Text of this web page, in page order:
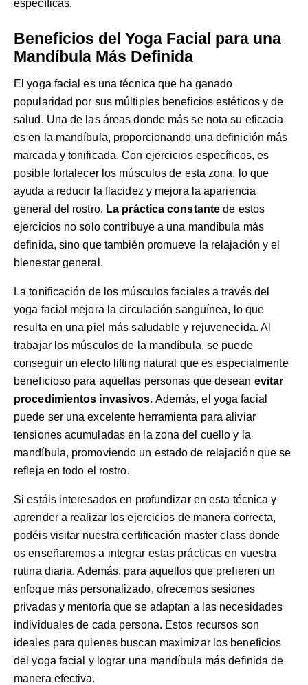
específicas.
Beneficios del Yoga Facial para una
Mandíbula Más Definida
El yoga facial es una técnica que ha ganado
popularidad por sus múltiples beneficios estéticos y de
salud. Una de las áreas donde más se nota su eficacia
es en la mandíbula, proporcionando una definición más
marcada y tonificada. Con ejercicios específicos, es
posible fortalecer los músculos de esta zona, lo que
ayuda a reducir la flacidez y mejora la apariencia
general del rostro. La práctica constante de estos
ejercicios no solo contribuye a una mandíbula más
definida, sino que también promueve la relajación y el
bienestar general.
La tonificación de los músculos faciales a través del
yoga facial mejora la circulación sanguínea, lo que
resulta en una piel más saludable y rejuvenecida. Al
trabajar los músculos de la mandíbula, se puede
conseguir un efecto lifting natural que es especialmente
beneficioso para aquellas personas que desean evitar
procedimientos invasivos. Además, el yoga facial
puede ser una excelente herramienta para aliviar
tensiones acumuladas en la zona del cuello y la
mandíbula, promoviendo un estado de relajación que se
refleja en todo el rostro.
Si estáis interesados en profundizar en esta técnica y
aprender a realizar los ejercicios de manera correcta,
podéis visitar nuestra certificación master classdonde
os enseñaremos a integrar estas prácticas en vuestra
rutina diaria. Además, para aquellos que prefieren un
enfoque más personalizado, ofrecemos sesiones
privadas y mentoría que se adaptan a las necesidades
individuales de cada persona. Estos recursos son
ideales para quienes buscan maximizar los beneficios
del yoga facial y lograr una mandíbula más definida de
manera efectiva.